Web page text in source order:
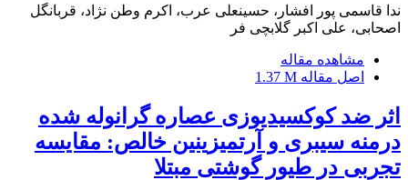
ندا قاسمی پور افشار، حسینعلی عرب، اکرم وطن نژاد، قربانگل
اصحابی، علی اکبر گلابچی فر
مشاهده مقاله
اصل مقاله 1.37 M
اثر ضد کوکسیدیوزی عصاره گرانوله شده
درمنه سیبری و آرتمیزینین خالص: مقایسه
تجربی در طیور گوشتی مبتلا